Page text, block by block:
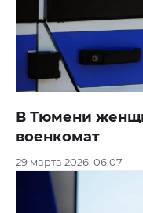
В Тюмени
военкомат
29 марта 2026, 06:07